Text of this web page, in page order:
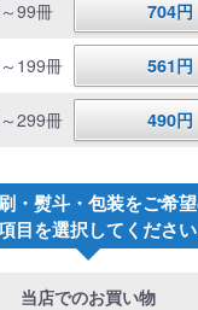
99冊 704円
199冊 561円
299冊 490円
・熨斗・包装をご希
目を選択してください
当店でのお買い物